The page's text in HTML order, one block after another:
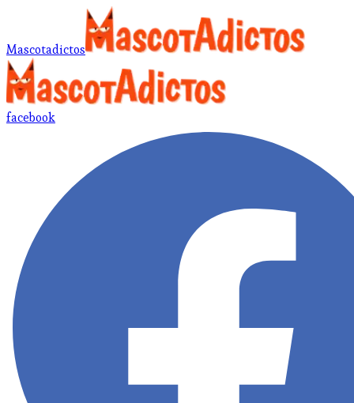
Mascotadictos
facebook